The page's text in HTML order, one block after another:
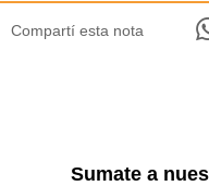
Compartí esta nota
Sumate a